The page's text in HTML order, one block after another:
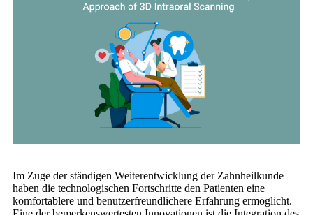
Im Zuge der ständigen Weiterentwicklung der Zahnheilkunde
haben die technologischen Fortschritte den Patienten eine
komfortablere und benutzerfreundlichere Erfahrung ermöglicht.